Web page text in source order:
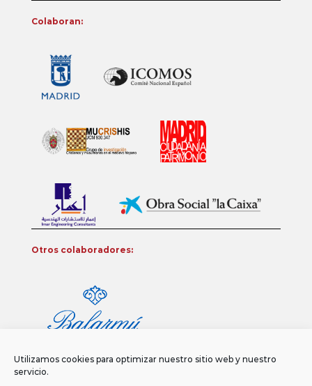
Utilizamos cookies para optimizar nuestro sitio web y nuestro
servicio.
Colaboran:
Otros colaboradores: